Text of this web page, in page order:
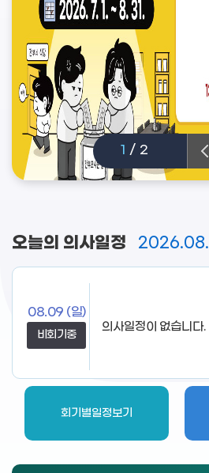
1 / 2
오늘의 의사일정 2026.08.
08.09 (일)
비회기중
의사일정이 없습니다.
회기별일정보기